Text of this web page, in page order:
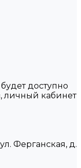
доступно
личный кабинет
Ферганская, д.